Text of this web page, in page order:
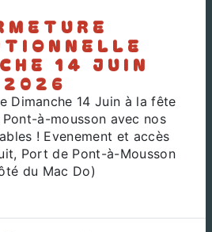
14 JUIN
2026
Dimanche 14 Juin à la fête
à-mousson avec nos
! Evenement et accès
Port de Pont-à-Mousson
du Mac Do)
Adresse
(en bas du pont de la gare)
A-MOUSSON